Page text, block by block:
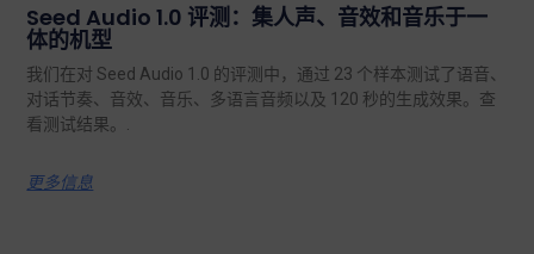
Seed Audio 1.0 评测：集人声、音效和音乐于一
体的机型
我们在对 Seed Audio 1.0 的评测中，通过 23 个样本测试了语音、
对话节奏、音效、音乐、多语言音频以及 120 秒的生成效果。查
看测试结果。.
更多信息